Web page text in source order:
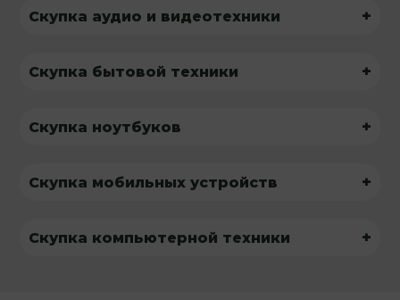
Скупка аудио и видеотехники +
Скупка бытовой техники +
Скупка ноутбуков +
Скупка мобильных устройств +
Скупка компьютерной техники +